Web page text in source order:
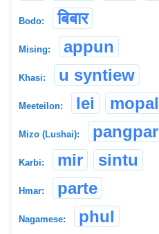
Bodo: बिबार
Mising: appun
Khasi: u syntiew
Meeteilon: lei mopal
Mizo (Lushai): pangpar
Karbi: mir sintu
Hmar: parte
Nagamese: phul